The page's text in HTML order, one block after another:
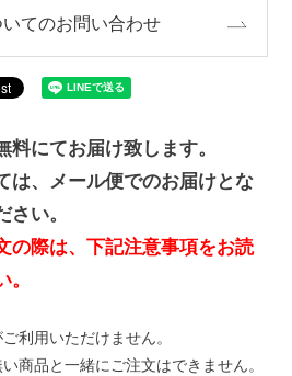
てのお問い合わせ
料にてお届け致します。
は、メール便でのお届けとな
さい。
の際は、下記注意事項をお読
利用いただけません。
商品と一緒にご注文はできません。